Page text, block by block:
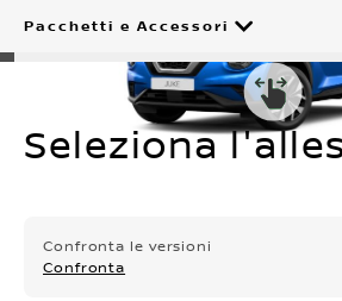
Pacchetti e Accessori
Seleziona
Confronta le versioni
Confronta